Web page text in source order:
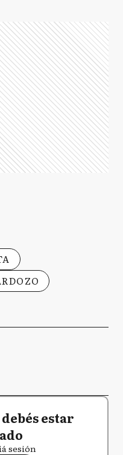
estar
sesión